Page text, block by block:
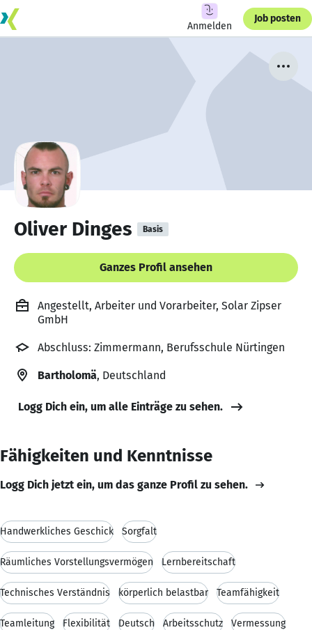
Anmelden
Job posten
Oliver Dinges Basis
Ganzes Profil ansehen
Angestellt, Arbeiter und Vorarbeiter, Solar Zipser
GmbH
Abschluss: Zimmermann, Berufsschule Nürtingen
Bartholomä, Deutschland
Logg Dich ein, um alle Einträge zu sehen.
Fähigkeiten und Kenntnisse
Logg Dich jetzt ein, um das ganze Profil zu sehen.
Handwerkliches Geschick Sorgfalt
Räumliches Vorstellungsvermögen Lernbereitschaft
Technisches Verständnis körperlich belastbar Teamfähigkeit
Teamleitung Flexibilität Deutsch Arbeitsschutz Vermessung